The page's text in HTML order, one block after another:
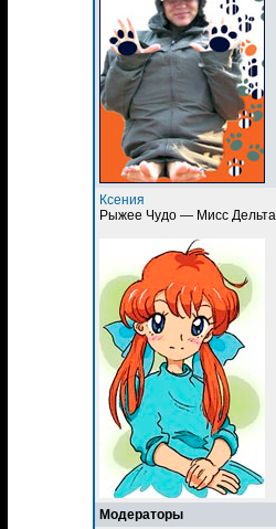
Ксения
Рыжее Чудо — Мисс Дельта
Модераторы